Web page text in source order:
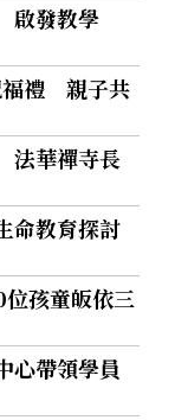
啟發教學
福禮 親子共
法華禪寺長
命教育探討
孩童皈依三
心帶領學員